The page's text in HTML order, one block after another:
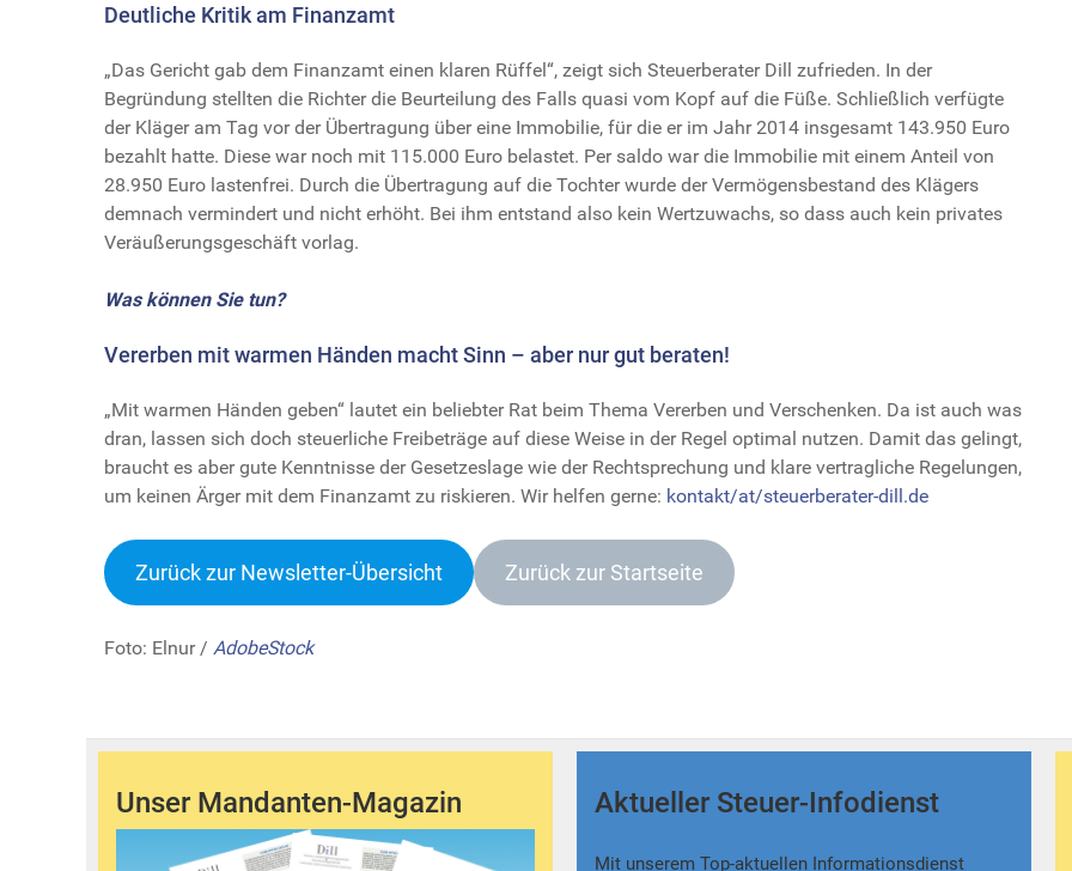
Deutliche Kritik am Finanzamt
„Das Gericht gab dem Finanzamt einen klaren Rüffel“, zeigt sich Steuerberater Dill zufrieden. In der
Begründung stellten die Richter die Beurteilung des Falls quasi vom Kopf auf die Füße. Schließlich verfügte
der Kläger am Tag vor der Übertragung über eine Immobilie, für die er im Jahr 2014 insgesamt 143.950 Euro
bezahlt hatte. Diese war noch mit 115.000 Euro belastet. Per saldo war die Immobilie mit einem Anteil von
28.950 Euro lastenfrei. Durch die Übertragung auf die Tochter wurde der Vermögensbestand des Klägers
demnach vermindert und nicht erhöht. Bei ihm entstand also kein Wertzuwachs, so dass auch kein privates
Veräußerungsgeschäft vorlag.
Was können Sie tun?
Vererben mit warmen Händen macht Sinn – aber nur gut beraten!
„Mit warmen Händen geben“ lautet ein beliebter Rat beim Thema Vererben und Verschenken. Da ist auch was
dran, lassen sich doch steuerliche Freibeträge auf diese Weise in der Regel optimal nutzen. Damit das gelingt,
braucht es aber gute Kenntnisse der Gesetzeslage wie der Rechtsprechung und klare vertragliche Regelungen,
um keinen Ärger mit dem Finanzamt zu riskieren. Wir helfen gerne: kontakt/at/steuerberater-dill.de
Zurück zur Newsletter-Übersicht Zurück zur Startseite
Foto: Elnur / AdobeStock
Unser Mandanten-Magazin Aktueller Steuer-Infodienst
Mit unserem Top-aktuellen Informationsdienst